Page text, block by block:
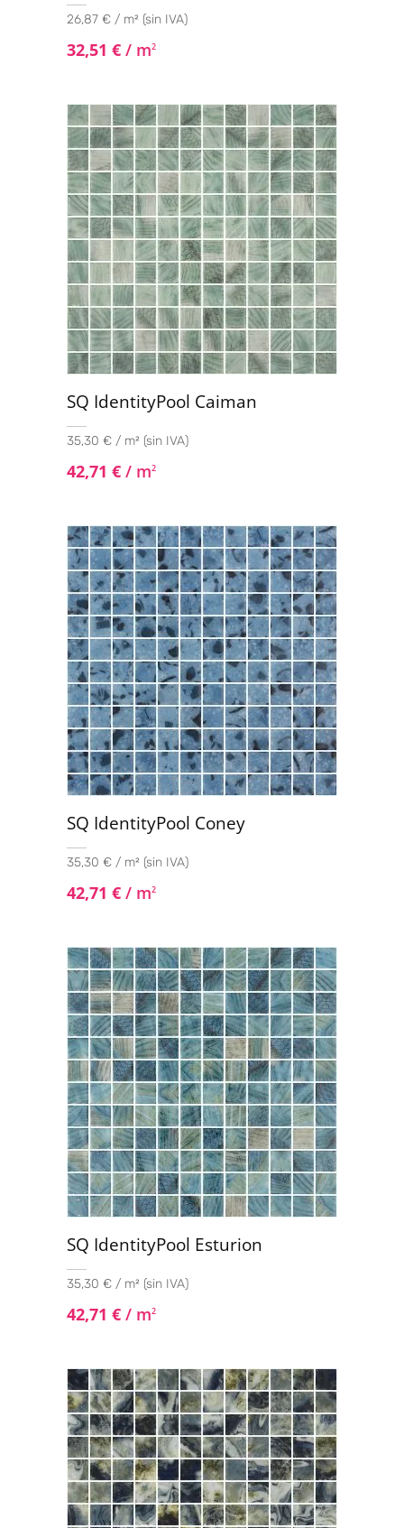
26,87 € / m² (sin IVA)
32,51 € / m2
SQ IdentityPool Caiman
35,30 € / m² (sin IVA)
42,71 € / m2
SQ IdentityPool Coney
35,30 € / m² (sin IVA)
42,71 € / m2
SQ IdentityPool Esturion
35,30 € / m² (sin IVA)
42,71 € / m2